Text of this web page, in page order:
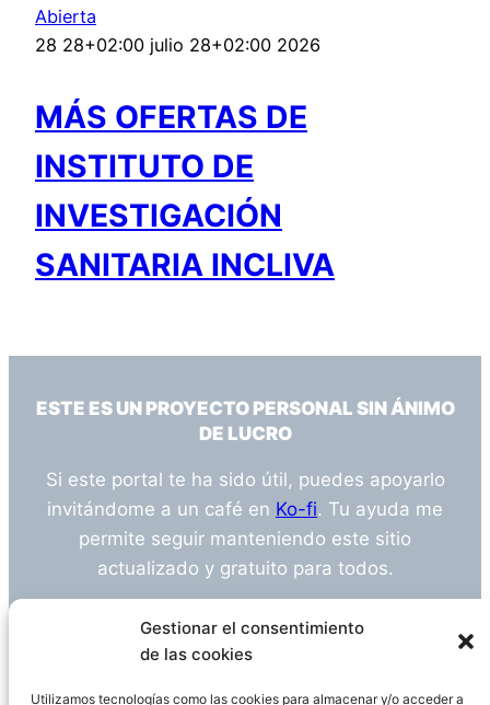
Gestionar el consentimiento
de las cookies
Utilizamos tecnologías como las cookies para almacenar y/o acceder a
Abierta
28 28+02:00 julio 28+02:00 2026
MÁS OFERTAS DE
INSTITUTO DE
INVESTIGACIÓN
SANITARIA INCLIVA
ESTE ES UN PROYECTO PERSONAL SIN ÁNIMO
DE LUCRO
Si este portal te ha sido útil, puedes apoyarlo
invitándome a un café en Ko-fi. Tu ayuda me
permite seguir manteniendo este sitio
actualizado y gratuito para todos.
¿Tienes alguna duda o sugerencia? Escríbeme
info@empleosanitarioinvestigacion.es